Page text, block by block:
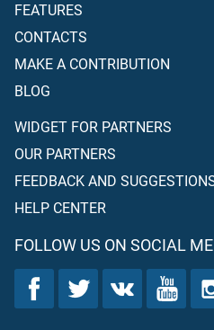
FEATURES
CONTACTS
MAKE A CONTRIBUTION
BLOG
WIDGET FOR PARTNERS
OUR PARTNERS
FEEDBACK AND
HELP CENTER
FOLLOW US ON SOCIAL